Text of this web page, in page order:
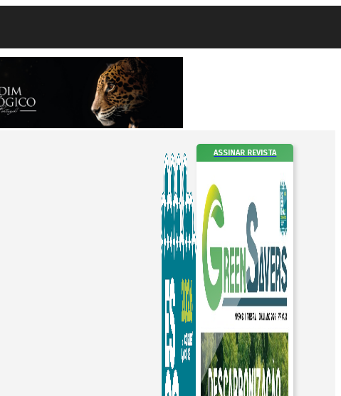
ASSINAR REVISTA